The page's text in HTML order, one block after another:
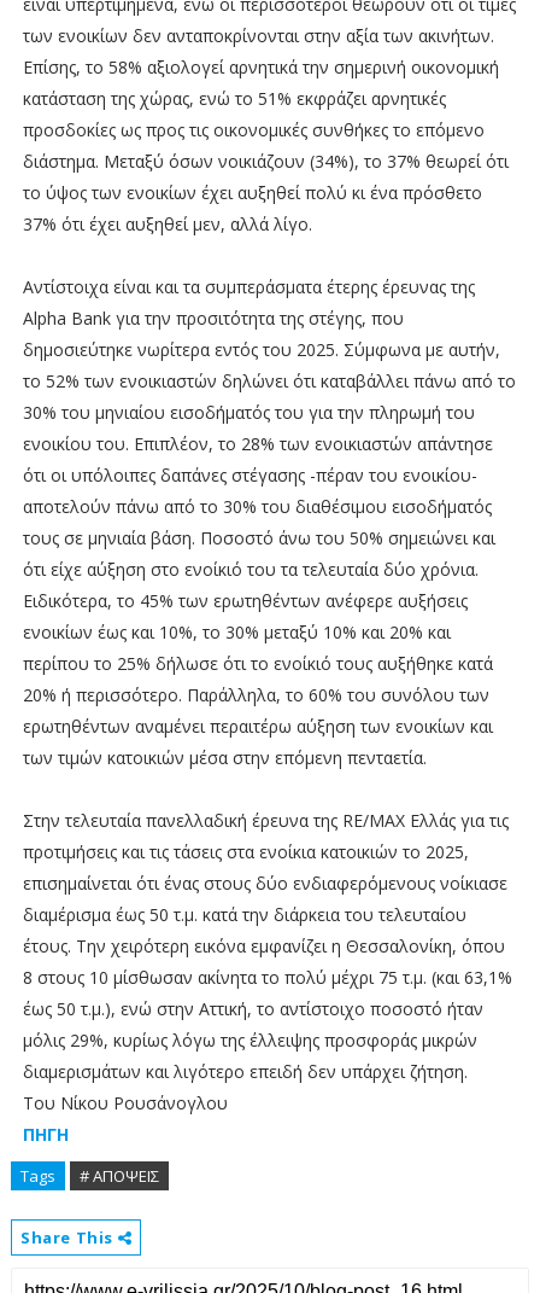
των ενοικίων δεν ανταποκρίνονται στην αξία των ακινήτων.
Επίσης, το 58% αξιολογεί αρνητικά την σημερινή οικονομική
κατάσταση της χώρας, ενώ το 51% εκφράζει αρνητικές
προσδοκίες ως προς τις οικονομικές συνθήκες το επόμενο
διάστημα. Μεταξύ όσων νοικιάζουν (34%), το 37% θεωρεί ότι
το ύψος των ενοικίων έχει αυξηθεί πολύ κι ένα πρόσθετο
37% ότι έχει αυξηθεί μεν, αλλά λίγο.
Αντίστοιχα είναι και τα συμπεράσματα έτερης έρευνας της
Alpha Bank για την προσιτότητα της στέγης, που
δημοσιεύτηκε νωρίτερα εντός του 2025. Σύμφωνα με αυτήν,
το 52% των ενοικιαστών δηλώνει ότι καταβάλλει πάνω από το
30% του μηνιαίου εισοδήματός του για την πληρωμή του
ενοικίου του. Επιπλέον, το 28% των ενοικιαστών απάντησε
ότι οι υπόλοιπες δαπάνες στέγασης -πέραν του ενοικίου-
αποτελούν πάνω από το 30% του διαθέσιμου εισοδήματός
τους σε μηνιαία βάση. Ποσοστό άνω του 50% σημειώνει και
ότι είχε αύξηση στο ενοίκιό του τα τελευταία δύο χρόνια.
Ειδικότερα, το 45% των ερωτηθέντων ανέφερε αυξήσεις
ενοικίων έως και 10%, το 30% μεταξύ 10% και 20% και
περίπου το 25% δήλωσε ότι το ενοίκιό τους αυξήθηκε κατά
20% ή περισσότερο. Παράλληλα, το 60% του συνόλου των
ερωτηθέντων αναμένει περαιτέρω αύξηση των ενοικίων και
των τιμών κατοικιών μέσα στην επόμενη πενταετία.
Στην τελευταία πανελλαδική έρευνα της RE/MAX Ελλάς για τις
προτιμήσεις και τις τάσεις στα ενοίκια κατοικιών το 2025,
επισημαίνεται ότι ένας στους δύο ενδιαφερόμενους νοίκιασε
διαμέρισμα έως 50 τ.μ. κατά την διάρκεια του τελευταίου
έτους. Την χειρότερη εικόνα εμφανίζει η Θεσσαλονίκη, όπου
8 στους 10 μίσθωσαν ακίνητα το πολύ μέχρι 75 τ.μ. (και 63,1%
έως 50 τ.μ.), ενώ στην Αττική, το αντίστοιχο ποσοστό ήταν
μόλις 29%, κυρίως λόγω της έλλειψης προσφοράς μικρών
διαμερισμάτων και λιγότερο επειδή δεν υπάρχει ζήτηση.
Του Νίκου Ρουσάνογλου
ΠΗΓΗ
Tags # ΑΠΟΨΕΙΣ
Share This